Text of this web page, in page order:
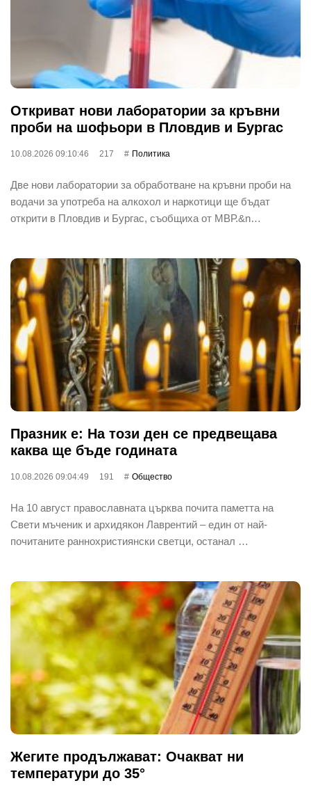
Откриват нови лаборатории за кръвни
проби на шофьори в Пловдив и Бургас
10.08.2026 09:10:46 217 Политика
Две нови лаборатории за обработване на кръвни проби на
водачи за употреба на алкохол и наркотици ще бъдат
открити в Пловдив и Бургас, съобщиха от МВР.&n…
Празник е: На този ден се предвещава
каква ще бъде годината
10.08.2026 09:04:49 191 Общество
На 10 август православната църква почита паметта на
Свети мъченик и архидякон Лаврентий – един от най-
почитаните раннохристиянски светци, останал …
Жегите продължават: Очакват ни
температури до 35°